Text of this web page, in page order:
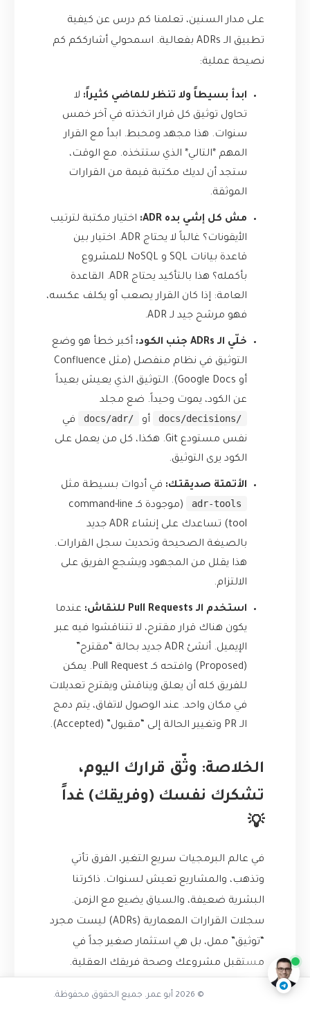
على مدار السنين، تعلمنا كم درس عن كيفية
تطبيق الـ ADRs بفعالية. اسمحولي أشارككم كم
نصيحة عملية:
ابدأ بسيطاً ولا تنظر للماضي كثيراً: لا
تحاول توثيق كل قرار اتخذته في آخر خمس
سنوات. هذا مجهد ومحبط. ابدأ مع القرار
المهم *التالي* الذي ستتخذه. مع الوقت،
ستجد أن لديك مكتبة قيمة من القرارات
الموثقة.
مش كل إشي بده ADR:
اختيار مكتبة لترتيب
الأيقونات؟ غالباً لا يحتاج ADR. اختيار بين
قاعدة بيانات SQL و NoSQL للمشروع
بأكمله؟ هذا بالتأكيد يحتاج ADR. القاعدة
العامة: إذا كان القرار يصعب أو يكلف عكسه،
فهو مرشح جيد لـ ADR.
خلّي الـ ADRs جنب الكود:
أكبر خطأ هو وضع
التوثيق في نظام منفصل (مثل Confluence
أو Google Docs). التوثيق الذي يعيش بعيداً
عن الكود، يموت وحيداً. ضع مجلد
/docs/decisions
أو /docs/adr
في
نفس مستودع Git. هكذا، كل من يعمل على
الكود يرى التوثيق.
الأتمتة صديقتك: في أدوات بسيطة مثل
adr-tools
(موجودة كـ command-line
tool) تساعدك على إنشاء ADR جديد
بالصيغة الصحيحة وتحديث سجل القرارات.
هذا يقلل من المجهود ويشجع الفريق على
الالتزام.
استخدم الـ Pull Requests للنقاش:
عندما
يكون هناك قرار مقترح، لا تتناقشوا فيه عبر
الإيميل. أنشئ ADR جديد بحالة “مقترح”
(Proposed) وافتحه كـ Pull Request. يمكن
للفريق كله أن يعلق ويناقش ويقترح تعديلات
في مكان واحد. عند الوصول لاتفاق، يتم دمج
الـ PR وتغيير الحالة إلى “مقبول” (Accepted).
الخلاصة: وثّق قرارك اليوم،
تشكرك نفسك (وفريقك) غداً
💡
في عالم البرمجيات سريع التغير، الفرق تأتي
وتذهب، والمشاريع تعيش لسنوات. ذاكرتنا
البشرية ضعيفة، والسياق يضيع مع الزمن.
سجلات القرارات المعمارية (ADRs) ليست مجرد
“توثيق” ممل، بل هي استثمار صغير جداً في
مستقبل مشروعك وصحة فريقك العقلية.
إنها الأداة التي تحول الأسئلة المحبطة مثل “ليش
© 2026 أبو عمر. جميع الحقوق محفوظة.